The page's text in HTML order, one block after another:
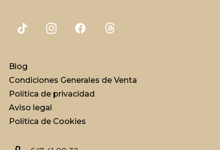
Blog
Condiciones Generales de Venta
Política de privacidad
Aviso legal
Política de Cookies